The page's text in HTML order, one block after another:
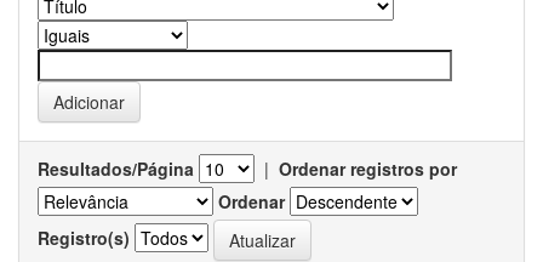
Resultados/Página | Ordenar registros por
Ordenar
Registro(s)